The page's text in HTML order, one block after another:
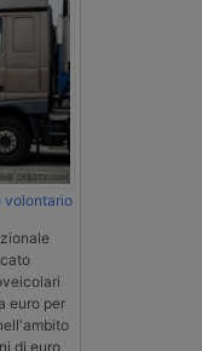
volontario
euro per
di euro